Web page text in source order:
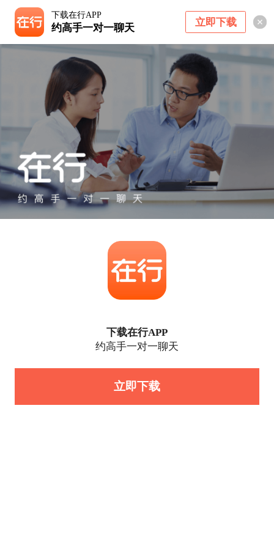
下载在行APP
约高手一对一聊天 立即下载
下载在行APP
约高手一对一聊天
立即下载